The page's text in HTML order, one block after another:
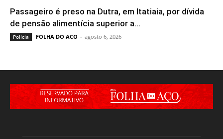
Passageiro é preso na Dutra, em Itatiaia, por dívida
de pensão alimentícia superior a...
Polícia FOLHA DO ACO - agosto 6, 2026